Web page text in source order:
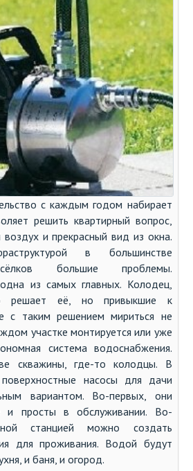
с каждым годом набирает
решить квартирный вопрос,
воздух и прекрасный вид из окна.
в большинстве
большие проблемы.
из самых главных. Колодец,
решает её, но привыкшие к
с таким решением мириться не
участке монтируется или уже
система водоснабжения.
скважины, где-то колодцы. В
насосы для дачи
вариантом. Во-первых, они
и просты в обслуживании. Во-
станцией можно создать
для проживания. Водой будут
и баня, и огород.